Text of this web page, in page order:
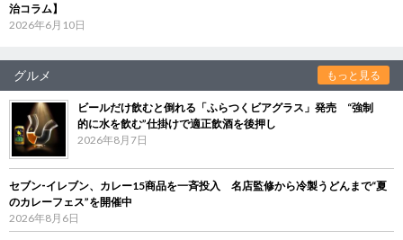
治コラム】
2026年6月10日
グルメ もっと見る
ビールだけ飲むと倒れる「ふらつくビアグラス」発売 “強制
的に水を飲む”仕掛けで適正飲酒を後押し
2026年8月7日
セブン‐イレブン、カレー15商品を一斉投入 名店監修から冷製うどんまで“夏
のカレーフェス”を開催中
2026年8月6日